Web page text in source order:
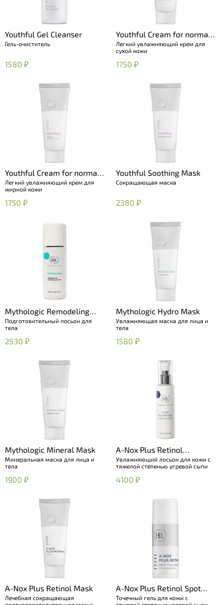
Youthful Gel Cleanser
Гель-очиститель
1580 ₽
Youthful Сream for normal
to dry skin
Легкий увлажняющий крем для
сухой кожи
1750 ₽
Youthful Сream for normal
to oily skin
Легкий увлажняющий крем для
жирной кожи
1750 ₽
Youthful Soothing Mask
Сокращающая маска
2380 ₽
Mythologic Remodeling
Prepping Lotion
Подготовительный лосьон для
тела
2530 ₽
Mythologic Hydro Mask
Увлажняющая маска для лица и
тела
1580 ₽
Mythologic Mineral Mask
Минеральная маска для лица и
тела
1900 ₽
A-Nox Plus Retinol
Hydrating Lotion
Увлажняющий лосьон для кожи с
тяжелой степенью угревой сыпи
4100 ₽
A-Nox Plus Retinol Mask
Лечебная сокращающая
A-Nox Plus Retinol Spot
Treatment Gel
Точечный гель для кожи с